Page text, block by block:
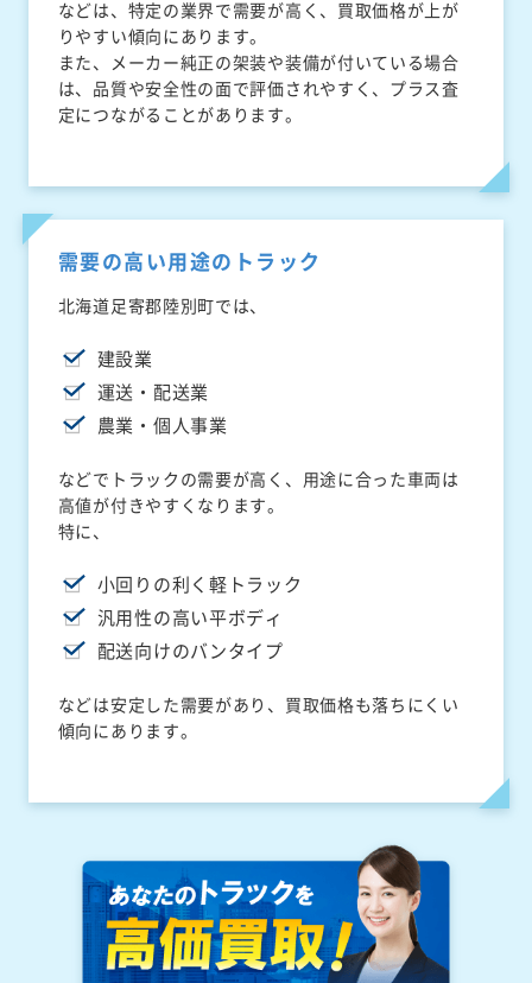
などは、特定の業界で需要が高く、買取価格が上が
りやすい傾向にあります。
また、メーカー純正の架装や装備が付いている場合
は、品質や安全性の面で評価されやすく、プラス査
定につながることがあります。
需要の高い用途のトラック
北海道足寄郡陸別町では、
建設業
運送・配送業
農業・個人事業
などでトラックの需要が高く、用途に合った車両は
高値が付きやすくなります。
特に、
小回りの利く軽トラック
汎用性の高い平ボディ
配送向けのバンタイプ
などは安定した需要があり、買取価格も落ちにくい
傾向にあります。